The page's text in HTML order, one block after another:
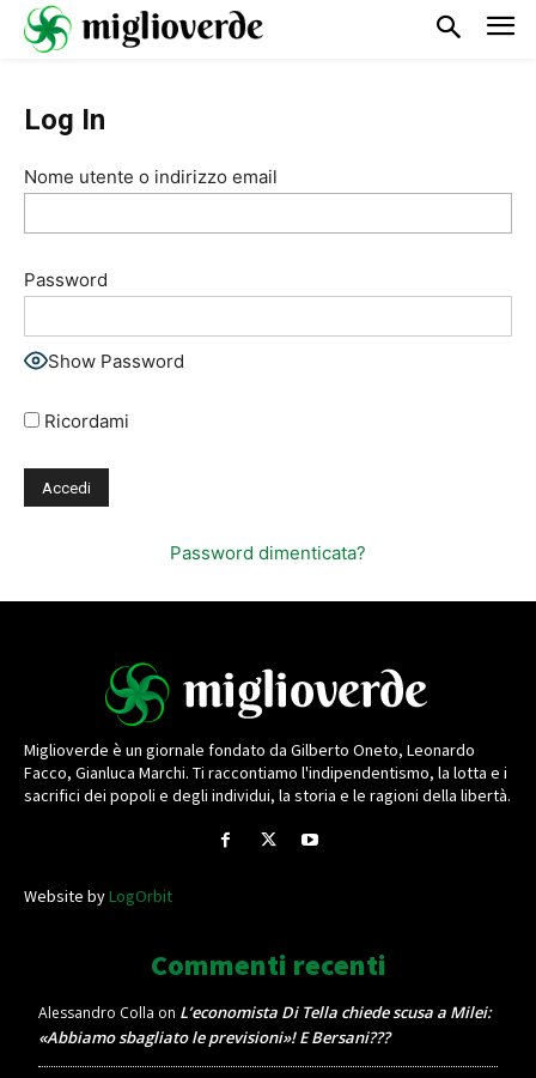
Log In
Nome utente o indirizzo email
Password
Show Password
Ricordami
Password dimenticata?
Miglioverde è un giornale fondato da Gilberto Oneto, Leonardo
Facco, Gianluca Marchi. Ti raccontiamo l'indipendentismo, la lotta e i
sacrifici dei popoli e degli individui, la storia e le ragioni della libertà.
Website byLogOrbit
Commenti recenti
Alessandro Colla on L’economista Di Tella chiede scusa a Milei:
«Abbiamo sbagliato le previsioni»! E Bersani???